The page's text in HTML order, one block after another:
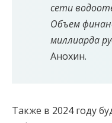
сети
Объем
миллиарда
Анохин.
Также в 2024 году